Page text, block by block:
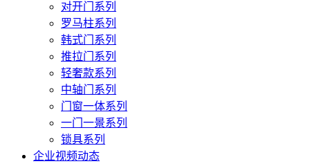
对开门系列
罗马柱系列
韩式门系列
推拉门系列
轻奢款系列
中轴门系列
门窗一体系列
一门一景系列
锁具系列
企业视频动态